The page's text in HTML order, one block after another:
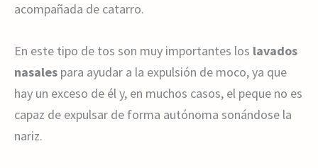
acompañada de catarro.
En este tipo de tos son muy importantes los lavados
nasales para ayudar a la expulsión de moco, ya que
hay un exceso de él y, en muchos casos, el peque no es
capaz de expulsar de forma autónoma sonándose la
nariz.